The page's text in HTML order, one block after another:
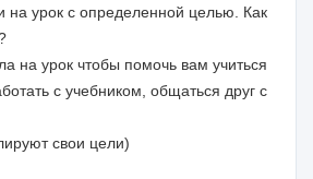
урок с определенной целью. Как
на урок чтобы помочь вам учиться
с учебником, общаться друг с
свои цели)